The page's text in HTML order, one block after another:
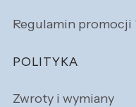
Regulamin promocji
POLITYKA
Zwroty i wymiany